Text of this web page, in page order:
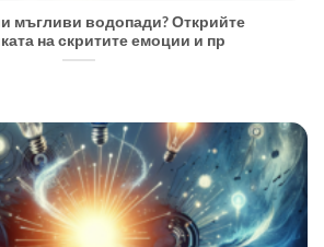
мъгливи водопади? Открийте
на скритите емоции и пр